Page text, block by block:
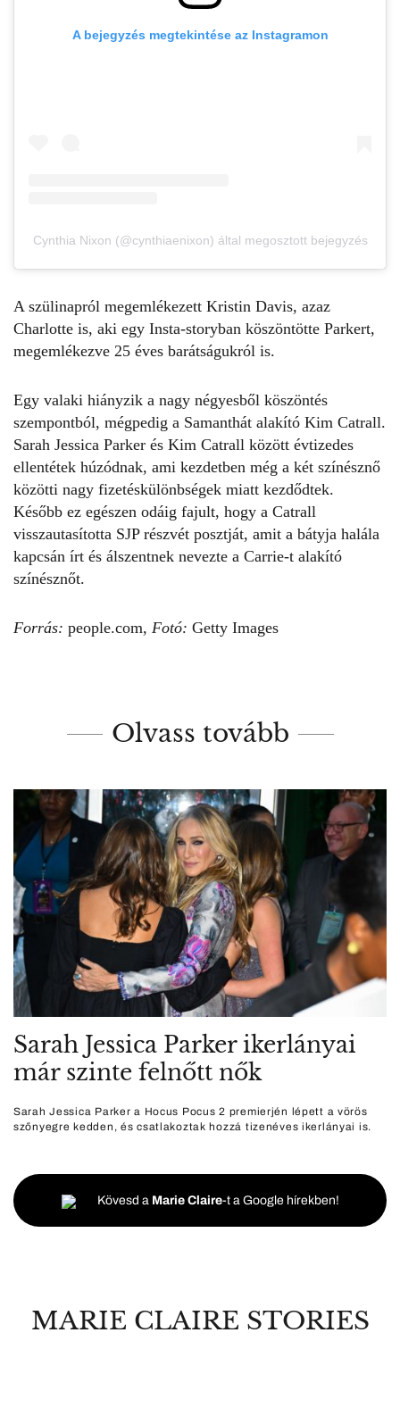
A bejegyzés megtekintése az Instagramon
Cynthia Nixon (@cynthiaenixon) által megosztott bejegyzés
A szülinapról megemlékezett Kristin Davis, azaz
Charlotte is, aki egy Insta-storyban köszöntötte Parkert,
megemlékezve 25 éves barátságukról is.
Egy valaki hiányzik a nagy négyesből köszöntés
szempontból, mégpedig a Samanthát alakító Kim Catrall.
Sarah Jessica Parker és Kim Catrall között évtizedes
ellentétek húzódnak, ami kezdetben még a két színésznő
közötti nagy fizetéskülönbségek miatt kezdődtek.
Később ez egészen odáig fajult, hogy a Catrall
visszautasította SJP részvét posztját, amit a bátyja halála
kapcsán írt és álszentnek nevezte a Carrie-t alakító
színésznőt.
Forrás: people.com, Fotó: Getty Images
Olvass tovább
Sarah Jessica Parker ikerlányai
már szinte felnőtt nők
Sarah Jessica Parker a Hocus Pocus 2 premierjén lépett a vörös
szőnyegre kedden, és csatlakoztak hozzá tizenéves ikerlányai is.
Kövesd a Marie Claire-t a Google hírekben!
MARIE CLAIRE STORIES